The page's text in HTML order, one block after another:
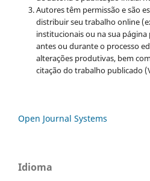
Autores têm permissão e são
distribuir seu trabalho online
institucionais ou na sua
antes ou durante o processo
alterações produtivas, bem
citação do trabalho publicado
Open Journal Systems
Idioma